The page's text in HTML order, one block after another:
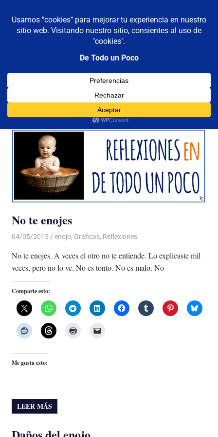
contenido
De todo un poco
Reflexiones,
Viajes
MENÚ
Categoría:enojo
No te enojes
04/05/2015 Luis Castellanos
enojo, Gráficos, Reflexiones
No te enojes. A veces el otro no te entiende. Lo explicaste mil
veces, pero no lo ve. No es tonto. No es malo. No
Comparte esto:
Me gusta esto:
LEER MÁS